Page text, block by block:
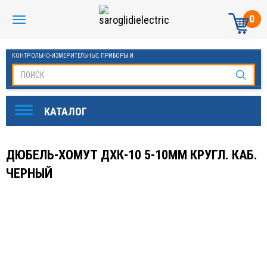
0
КОНТРОЛЬНО-ИЗМЕРИТЕЛЬНЫЕ ПРИБОРЫ И
ДЮБЕЛЬ-ХОМУТ ДХК-10 5-10ММ КРУГЛ. КАБ.
ЧЕРНЫЙ